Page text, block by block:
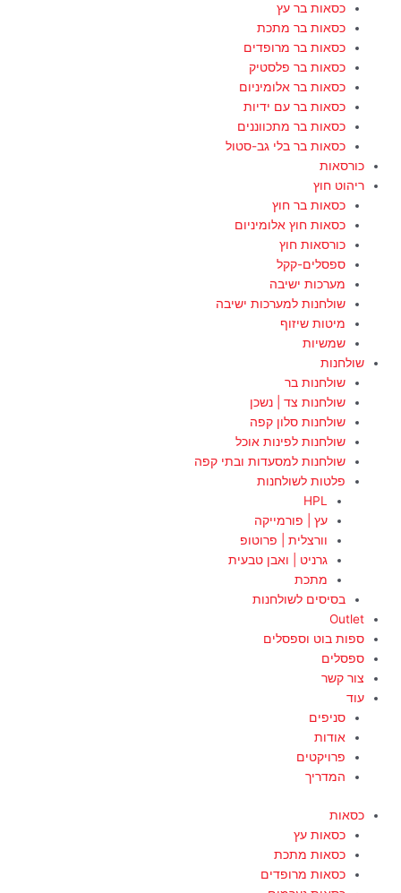
כסאות בר עץ
כסאות בר מתכת
כסאות בר מרופדים
כסאות בר פלסטיק
כסאות בר אלומיניום
כסאות בר עם ידיות
כסאות בר מתכווננים
כסאות בר בלי גב-סטול
כורסאות
ריהוט חוץ
כסאות בר חוץ
כסאות חוץ אלומיניום
כורסאות חוץ
ספסלים-קקל
מערכות ישיבה
שולחנות למערכות ישיבה
מיטות שיזוף
שמשיות
שולחנות
שולחנות בר
שולחנות צד | נשכן
שולחנות סלון קפה
שולחנות לפינות אוכל
שולחנות למסעדות ובתי קפה
פלטות לשולחנות
HPL
עץ | פורמייקה
וורצלית | פרוטופ
גרניט | ואבן טבעית
מתכת
בסיסים לשולחנות
Outlet
ספות בוט וספסלים
ספסלים
צור קשר
עוד
סניפים
אודות
פרויקטים
המדריך
כסאות
כסאות עץ
כסאות מתכת
כסאות מרופדים